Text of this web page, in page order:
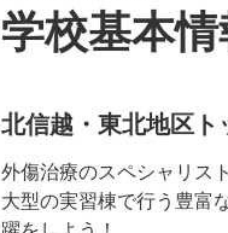
学校基本情
北信越・東北地区
外傷治療のスペシャリス
大型の実習棟で行う豊富